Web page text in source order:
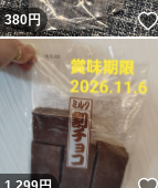
380円